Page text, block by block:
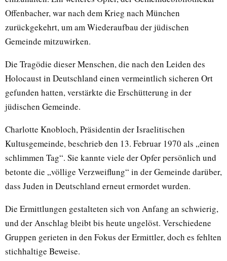
Offenbacher, war nach dem Krieg nach München
zurückgekehrt, um am Wiederaufbau der jüdischen
Gemeinde mitzuwirken.
Die Tragödie dieser Menschen, die nach den Leiden des
Holocaust in Deutschland einen vermeintlich sicheren Ort
gefunden hatten, verstärkte die Erschütterung in der
jüdischen Gemeinde.
Charlotte Knobloch, Präsidentin der Israelitischen
Kultusgemeinde, beschrieb den 13. Februar 1970 als „einen
schlimmen Tag“. Sie kannte viele der Opfer persönlich und
betonte die „völlige Verzweiflung“ in der Gemeinde darüber,
dass Juden in Deutschland erneut ermordet wurden.
Die Ermittlungen gestalteten sich von Anfang an schwierig,
und der Anschlag bleibt bis heute ungelöst. Verschiedene
Gruppen gerieten in den Fokus der Ermittler, doch es fehlten
stichhaltige Beweise.